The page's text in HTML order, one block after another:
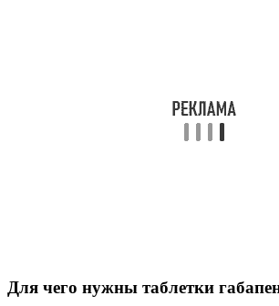
Для чего нужны таблетки